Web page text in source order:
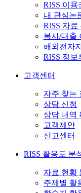
RISS 이용
내 관심논
RISS 자료
복사/대출
해외전자
RISS 정
고객센터
자주 찾는
상담 신청
상담 내역
고객제안
신고센터
RISS 활용도 분
자료 현황
주제별 활